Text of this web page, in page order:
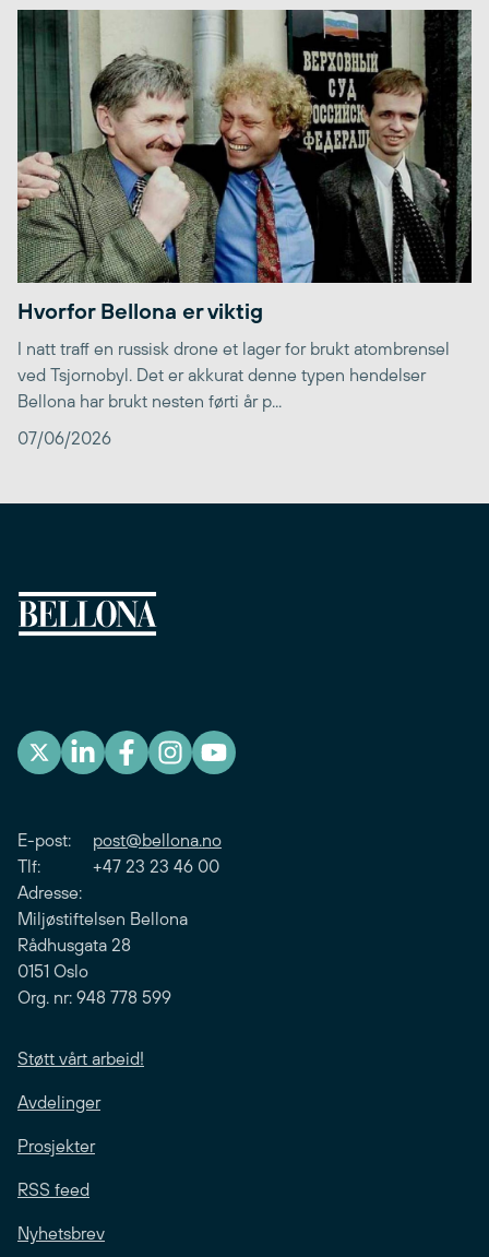
Hvorfor Bellona er viktig
I natt traff en russisk drone et lager for brukt atombrensel
ved Tsjornobyl. Det er akkurat denne typen hendelser
Bellona har brukt nesten førti år p...
07/06/2026
E-post: post@bellona.no
Tlf: +47 23 23 46 00
Adresse:
Miljøstiftelsen Bellona
Rådhusgata 28
0151 Oslo
Org. nr: 948 778 599
Støtt vårt arbeid!
Avdelinger
Prosjekter
RSS feed
Nyhetsbrev